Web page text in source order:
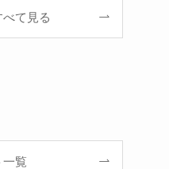
て見る
一覧